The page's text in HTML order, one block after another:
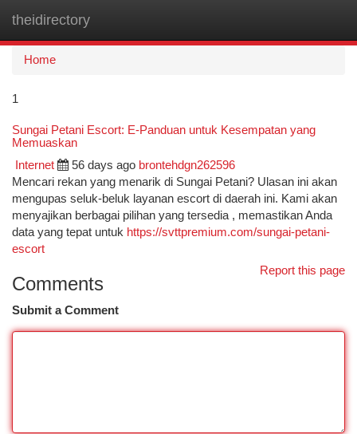
theidirectory
Home
1
Sungai Petani Escort: E-Panduan untuk Kesempatan yang
Memuaskan
Internet 56 days ago brontehdgn262596
Mencari rekan yang menarik di Sungai Petani? Ulasan ini akan
mengupas seluk-beluk layanan escort di daerah ini. Kami akan
menyajikan berbagai pilihan yang tersedia , memastikan Anda
data yang tepat untuk https://svttpremium.com/sungai-petani-
escort
Report this page
Comments
Submit a Comment